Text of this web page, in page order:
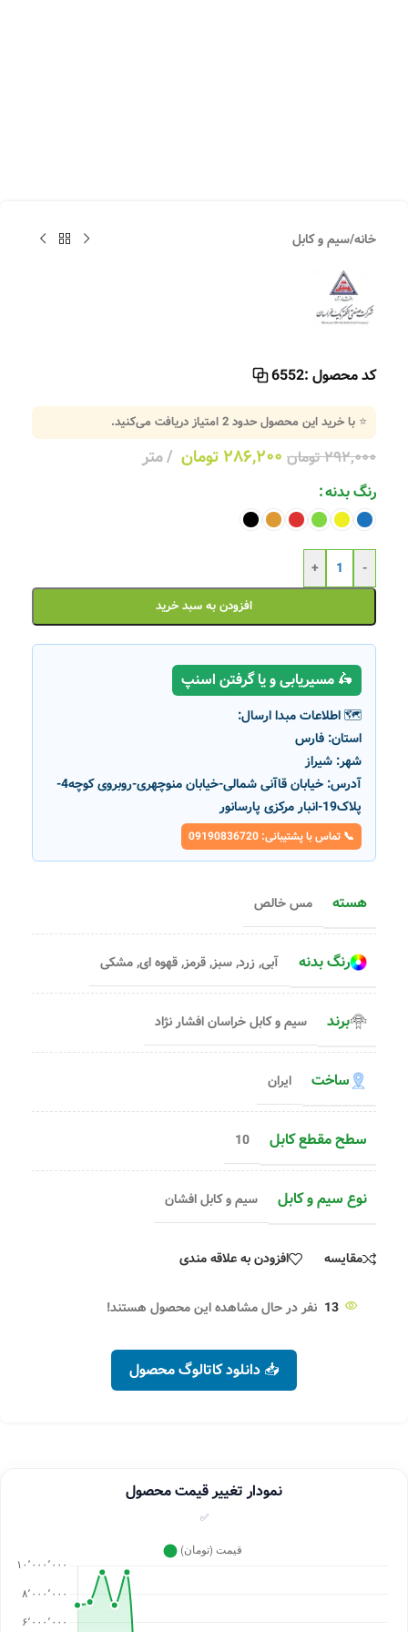
خانه/سیم و کابل
کد محصول :6552
⭐ با خرید این محصول حدود2امتیاز دریافت می‌کنید.
۲۹۲,۰۰۰تومان ۲۸۶,۲۰۰ تومان متر
رنگ بدنه
-
+
افزودن به سبد خرید
🛵 مسیریابی و یا گرفتن اسنپ
🗺️ اطلاعات مبدا ارسال:
استان: فارس
شهر: شیراز
آدرس:
خیابان قاآنی شمالی-خیابان منوچهری-روبروی کوچه4-
پلاک19-انبار مرکزی پارسانور
📞 تماس با پشتیبانی: 09190836720
هسته مس خالص
رنگ بدنه آبی,زرد,سبز,قرمز,قهوه ای,مشکی
برند سیم و کابل خراسان افشار نژاد
ساخت ایران
سطح مقطع کابل 10
نوع سیم و کابل سیم و کابل افشان
مقایسه افزودن به علاقه مندی
13 نفر در حال مشاهده این محصول هستند!
📥 دانلود کاتالوگ محصول
نمودار تغییر قیمت محصول
✅